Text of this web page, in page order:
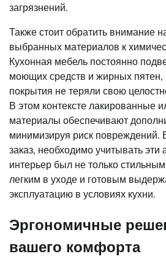
загрязнений.
Также стоит обратить внимание
выбранных материалов к
Кухонная мебель постоянно
моющих средств и жирных пятен,
покрытия не теряли свою
В этом контексте лакированные
материалы обеспечивают
минимизируя риск повреждений.
заказ, необходимо учитывать эти
интерьер был не только
легким в уходе и готовым
эксплуатацию в условиях кухни.
Эргономичные
вашего комфорта